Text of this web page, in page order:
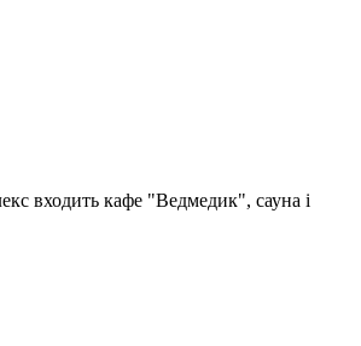
входить кафе "Ведмедик", сауна і